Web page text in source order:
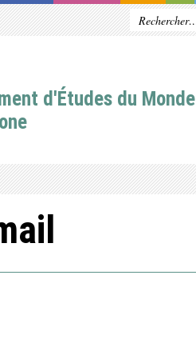
d'Études du Monde